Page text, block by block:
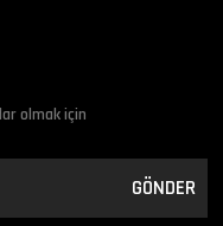
olmak için
GÖNDER